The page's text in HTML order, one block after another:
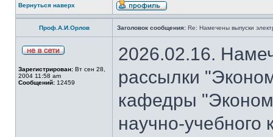
Вернуться наверх
Проф.А.И.Орлов Заголовок сообщения: Re: Намечены выпуски
Зарегистрирован: Вт сен 28,
2004 11:58 am
Сообщений: 12459
2026.02.16.
рассылки
кафедры
научно-